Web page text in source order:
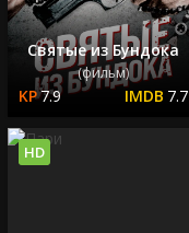
Святые из Бундока
(фильм)
7.9 7.7
HD